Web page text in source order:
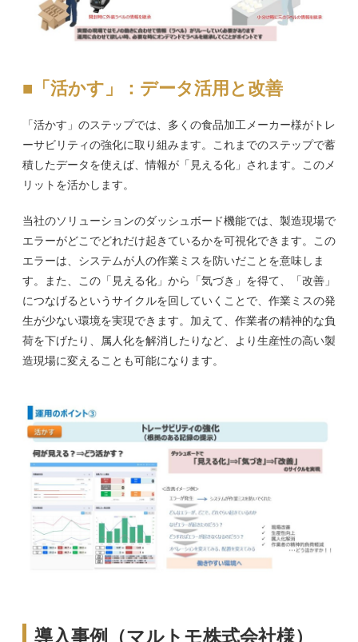
■「活かす」：データ活用と改善
「活かす」のステップでは、多くの食品加工メーカー様がトレ
ーサビリティの強化に取り組みます。これまでのステップで蓄
積したデータを使えば、情報が「見える化」されます。このメ
リットを活かします。
当社のソリューションのダッシュボード機能では、製造現場で
エラーがどこでどれだけ起きているかを可視化できます。この
エラーは、システムが人の作業ミスを防いだことを意味しま
す。また、この「見える化」から「気づき」を得て、「改善」
につなげるというサイクルを回していくことで、作業ミスの発
生が少ない環境を実現できます。加えて、作業者の精神的な負
荷を下げたり、属人化を解消したりなど、より生産性の高い製
造現場に変えることも可能になります。
導入事例（マルトモ株式会社様）